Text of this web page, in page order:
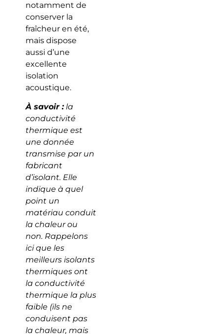
notamment de
conserver la
fraîcheur en été,
mais dispose
aussi d’une
excellente
isolation
acoustique.
À savoir :la
conductivité
thermique est
une donnée
transmise par un
fabricant
d’isolant. Elle
indique à quel
point un
matériau conduit
la chaleur ou
non. Rappelons
ici que les
meilleurs isolants
thermiques ont
la conductivité
thermique la plus
faible (ils ne
conduisent pas
la chaleur, mais